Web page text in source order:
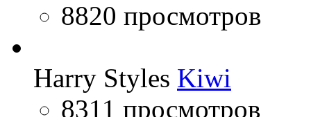
8820 просмотров
Harry Styles Kiwi
8311 просмотров